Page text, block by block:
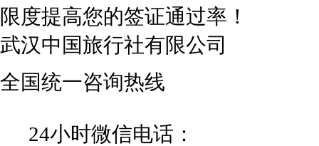
限度提高您的签证通过率！
武汉中国旅行社有限公司
全国统一咨询热线
24小时微信电话：